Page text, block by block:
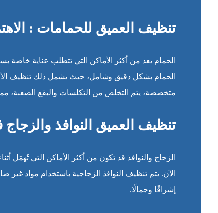
تنظيف العميق للحمامات :
الحمام يعد من أكثر الأماكن التي تتطلب عناية خاصة
الحمام بشكل دقيق وشامل، حيث يشمل ذلك تنظيف
متخصصة، يتم التخلص من التكلسات والبقع الصعبة،
تنظيف العميق النوافذ
الزجاج والنوافذ قد تكون من أكثر الأماكن التي
الآن. يتم تنظيف النوافذ الزجاجية باستخدام مواد غير
إشراقًا وجمالًا.